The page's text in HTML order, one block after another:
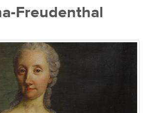
Freudenthal